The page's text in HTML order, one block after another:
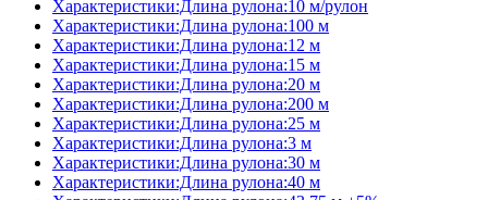
Характеристики:Длина рулона:10 м/рулон
Характеристики:Длина рулона:100 м
Характеристики:Длина рулона:12 м
Характеристики:Длина рулона:15 м
Характеристики:Длина рулона:20 м
Характеристики:Длина рулона:200 м
Характеристики:Длина рулона:25 м
Характеристики:Длина рулона:3 м
Характеристики:Длина рулона:30 м
Характеристики:Длина рулона:40 м